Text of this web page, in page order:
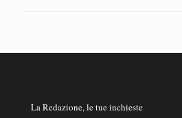
La Redazione, le tue inchieste